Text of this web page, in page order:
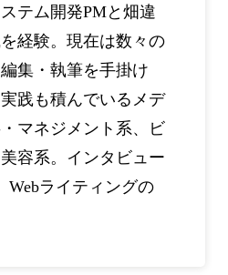
テム開発PMと畑違
経験。現在は数々の
集・執筆を手掛け
践も積んでいるメデ
マネジメント系、ビ
容系。インタビュー
Webライティングの